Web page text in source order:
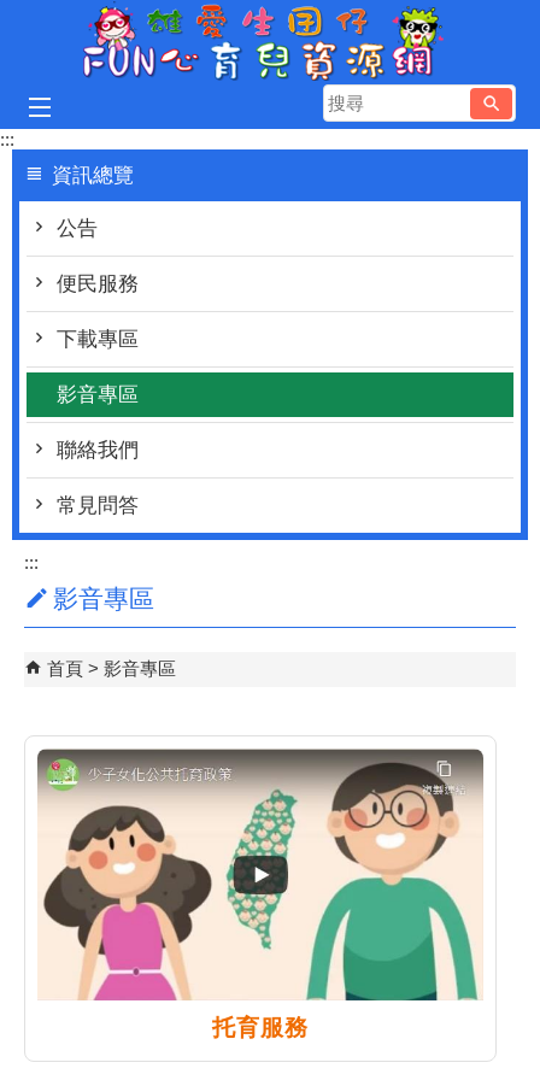
跳到主要內容區塊
搜
尋
:::
資訊總覽
公告
便民服務
下載專區
影音專區
聯絡我們
常見問答
:::
影音專區
首頁 影音專區
托育服務